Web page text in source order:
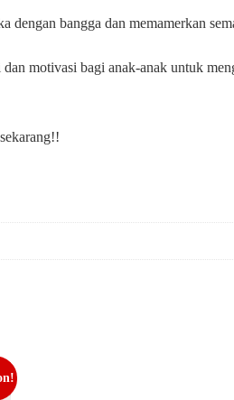
bangga dan memamerkan
motivasi bagi anak-anak untuk